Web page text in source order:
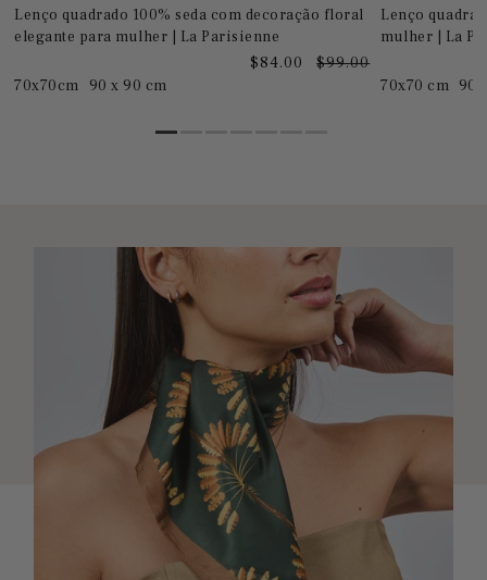
Lenço quadrado 100% seda com decoração floral
elegante para mulher | La Parisienne
$84.00
$99.00
70x70cm
90 x 90 cm
Lenço
mulher | La
70x70 cm 90